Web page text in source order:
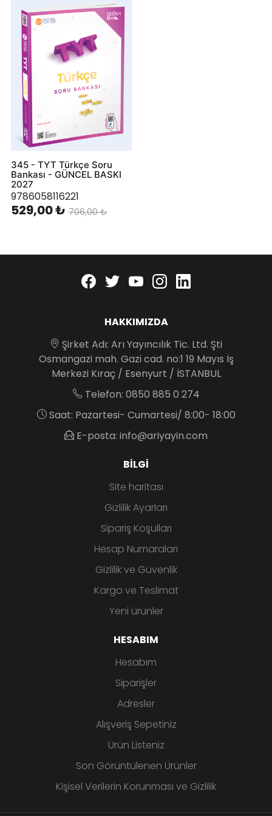
345 - TYT Türkçe Soru
Bankası - GÜNCEL BASKI
2027
9786058116221
529,00 ₺ 706,00 ₺
Facebook
twitteryoutubeinstagram
HAKKIMIZDA
Şirket Adı: Arı Yayıncılık Tic. Ltd. Şti
Osmangazi mah. Gazi cad. no:1 19 Mayıs İş
Merkezi Kıraç / Esenyurt / İSTANBUL
Telefon: 0850 885 0 274
Saat: Pazartesi- Cumartesi/ 8:00- 18:00
E-posta: info@ariyayin.com
BILGI
Site haritası
Gizlilik Ayarları
Sipariş Koşulları
Hesap Numaraları
Gizlilik ve Güvenlik
Kargo ve Teslimat
Yeni ürünler
HESABIM
Hesabım
Siparişler
Adresler
Alışveriş Sepetiniz
Ürün Listeniz
Son Görüntülenen Ürünler
Kişisel Verilerin Korunması ve Gizlilik